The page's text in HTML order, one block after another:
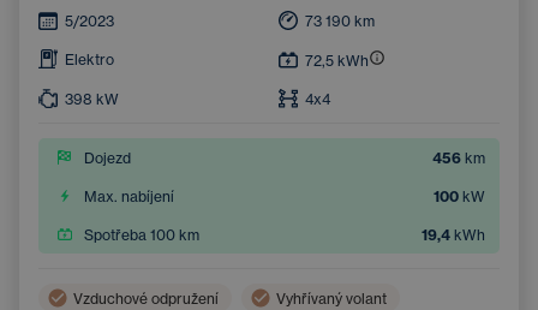
5/2023 73 190 km
Elektro 72,5 kWh
398 kW 4x4
Dojezd 456 km
Max. nabíjení 100 kW
Spotřeba 100 km 19,4 kWh
Vzduchové odpružení Vyhřívaný volant